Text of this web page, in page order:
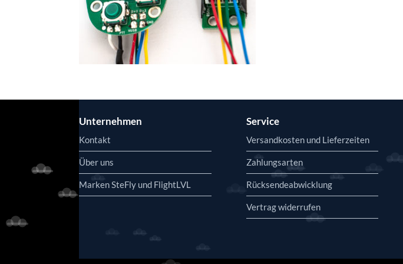
Unternehmen
Kontakt
Über uns
Marken SteFly und FlightLVL
Service
Versandkosten und Lieferzeiten
Zahlungsarten
Rücksendeabwicklung
Vertrag widerrufen